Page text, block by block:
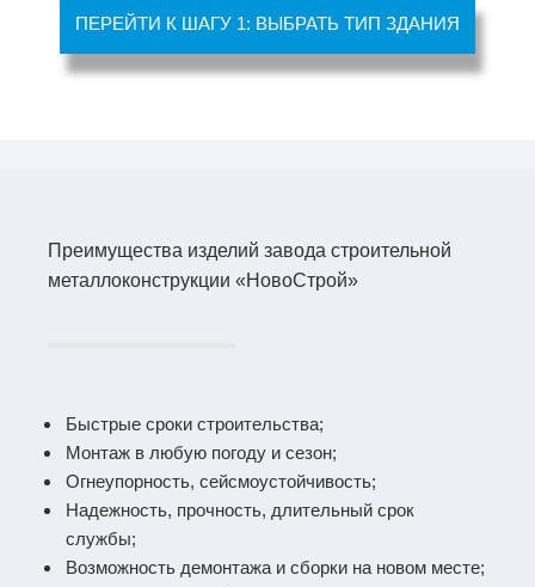
ПЕРЕЙТИ К ШАГУ 1: ВЫБРАТЬ ТИП ЗДАНИЯ
Преимущества изделий завода строительной
металлоконструкции «НовоСтрой»
Быстрые сроки строительства;
Монтаж в любую погоду и сезон;
Огнеупорность, сейсмоустойчивость;
Надежность, прочность, длительный срок
службы;
Возможность демонтажа и сборки на новом месте;